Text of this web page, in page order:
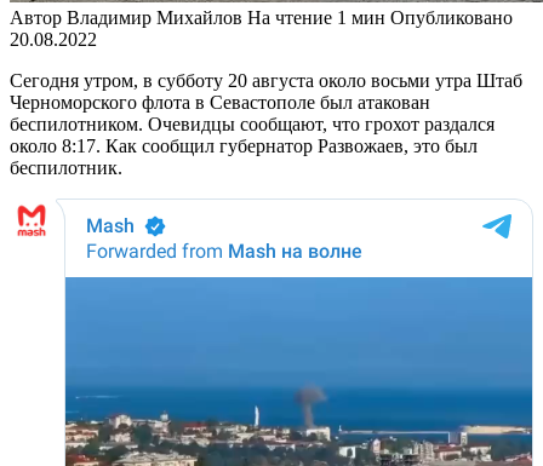
Автор Владимир Михайлов На чтение 1 мин Опубликовано
20.08.2022
Сегодня утром, в субботу 20 августа около восьми утра Штаб
Черноморского флота в Севастополе был атакован
беспилотником. Очевидцы сообщают, что грохот раздался
около 8:17. Как сообщил губернатор Развожаев, это был
беспилотник.